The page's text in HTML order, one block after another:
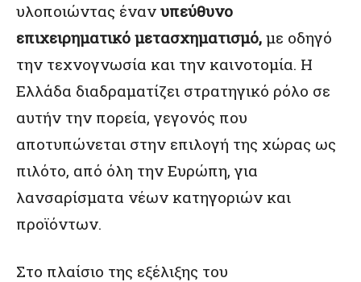
υλοποιώντας έναν υπεύθυνο
επιχειρηματικό μετασχηματισμό, με οδηγό
την τεχνογνωσία και την καινοτομία. Η
Ελλάδα διαδραματίζει στρατηγικό ρόλο σε
αυτήν την πορεία, γεγονός που
αποτυπώνεται στην επιλογή της χώρας ως
πιλότο, από όλη την Ευρώπη, για
λανσαρίσματα νέων κατηγοριών και
προϊόντων.
Στο πλαίσιο της εξέλιξης του